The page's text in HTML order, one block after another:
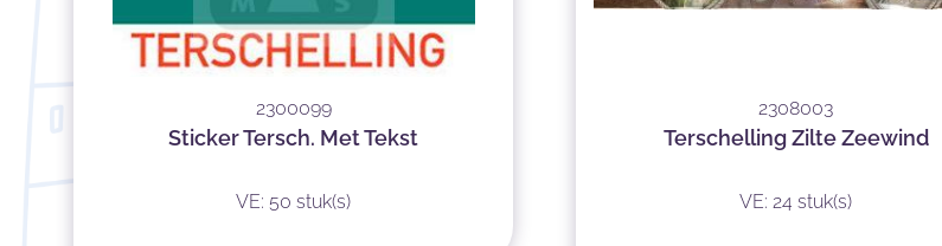
2300099
Sticker Tersch. Met Tekst
VE: 50 stuk(s)
2308003
Terschelling Zilte Zeewind
VE: 24 stuk(s)